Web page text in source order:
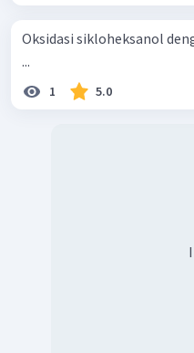
Oksidasi sikloheksanol
...
1 5.0